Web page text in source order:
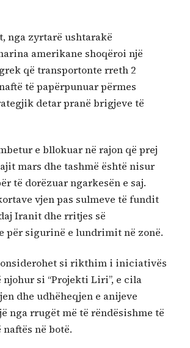
nga zyrtarë ushtarakë
amerikane shoqëroi një
që transportonte rreth 2
të papërpunuar përmes
detar pranë brigjeve të
e bllokuar në rajon që prej
mars dhe tashmë është nisur
të dorëzuar ngarkesën e saj.
vjen pas sulmeve të fundit
Iranit dhe rritjes së
për sigurinë e lundrimit në zonë.
si rikthim i iniciativës
si “Projekti Liri”, e cila
dhe udhëheqjen e anijeve
nga rrugët më të rëndësishme të
në botë.